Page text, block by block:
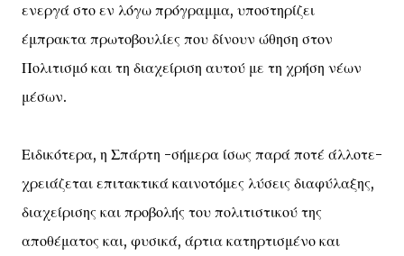
ενεργά στο εν λόγω πρόγραμμα, υποστηρίζει
έμπρακτα πρωτοβουλίες που δίνουν ώθηση στον
Πολιτισμό και τη διαχείριση αυτού με τη χρήση νέων
μέσων.
Ειδικότερα, η Σπάρτη -σήμερα ίσως παρά ποτέ άλλοτε-
χρειάζεται επιτακτικά καινοτόμες λύσεις διαφύλαξης,
διαχείρισης και προβολής του πολιτιστικού της
αποθέματος και, φυσικά, άρτια κατηρτισμένο και